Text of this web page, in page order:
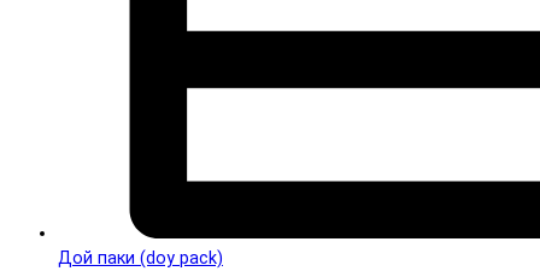
Дой паки (doy pack)